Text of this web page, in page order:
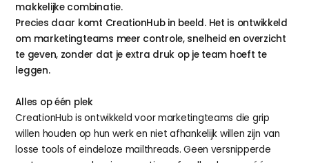
makkelijke combinatie.
Precies daar komt CreationHub in beeld. Het is ontwikkeld
om marketingteams meer controle, snelheid en overzicht
te geven, zonder dat je extra druk op je team hoeft te
leggen.
Alles op één plek
CreationHub is ontwikkeld voor marketingteams die grip
willen houden op hun werk en niet afhankelijk willen zijn van
losse tools of eindeloze mailthreads. Geen versnipperde